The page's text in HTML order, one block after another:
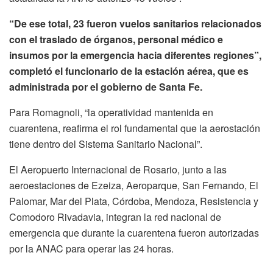
“De ese total, 23 fueron vuelos sanitarios relacionados
con el traslado de órganos, personal médico e
insumos por la emergencia hacia diferentes regiones”,
completó el funcionario de la estación aérea, que es
administrada por el gobierno de Santa Fe.
Para Romagnoli, “la operatividad mantenida en
cuarentena, reafirma el rol fundamental que la aerostación
tiene dentro del Sistema Sanitario Nacional”.
El Aeropuerto Internacional de Rosario, junto a las
aeroestaciones de Ezeiza, Aeroparque, San Fernando, El
Palomar, Mar del Plata, Córdoba, Mendoza, Resistencia y
Comodoro Rivadavia, integran la red nacional de
emergencia que durante la cuarentena fueron autorizadas
por la ANAC para operar las 24 horas.